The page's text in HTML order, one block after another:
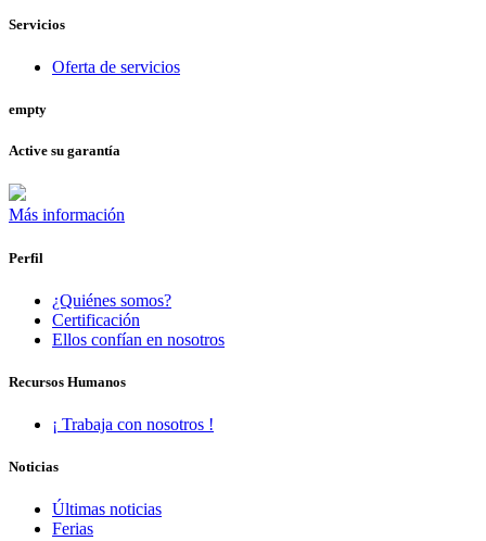
Servicios
Oferta de servicios
empty
Active su garantía
Más información
Perfil
¿Quiénes somos?
Certificación
Ellos confían en nosotros
Recursos Humanos
¡ Trabaja con nosotros !
Noticias
Últimas noticias
Ferias